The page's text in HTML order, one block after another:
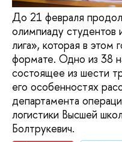
До 21 февраля
олимпиаду студентов
лига», которая в этом
формате. Одно из 38
состоящее из шести
его особенностях
департамента
логистики Высшей
Болтрукевич.